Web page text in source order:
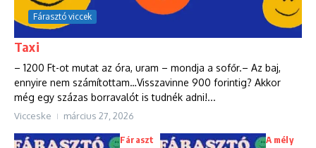
Fárasztó viccek
Taxi
– 1200 Ft-ot mutat az óra, uram – mondja a sofőr.– Az baj,
ennyire nem számítottam…Visszavinne 900 forintig? Akkor
még egy százas borravalót is tudnék adni!...
Vicceske március 27, 2026
Fáraszt
A mély